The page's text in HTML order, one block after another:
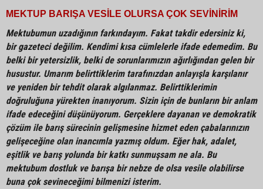
MEKTUP BARIŞA VESİLE OLURSA ÇOK SEVİNİRİM
Mektubumun uzadığının farkındayım. Fakat takdir edersiniz ki,
bir gazeteci değilim. Kendimi kısa cümlelerle ifade edemedim. Bu
belki bir yetersizlik, belki de sorunlarımızın ağırlığından gelen bir
husustur. Umarım belirttiklerim tarafınızdan anlayışla karşılanır
ve yeniden bir tehdit olarak algılanmaz. Belirttiklerimin
doğruluğuna yürekten inanıyorum. Sizin için de bunların bir anlam
ifade edeceğini düşünüyorum. Gerçeklere dayanan ve demokratik
çözüm ile barış sürecinin gelişmesine hizmet eden çabalarınızın
gelişeceğine olan inancımla yazmış oldum. Eğer hak, adalet,
eşitlik ve barış yolunda bir katkı sunmuşsam ne ala. Bu
mektubum dostluk ve barışa bir nebze de olsa vesile olabilirse
buna çok sevineceğimi bilmenizi isterim.